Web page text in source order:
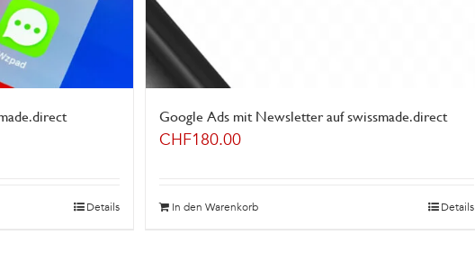
Details
Google Ads mit Newsletter auf swissmade.direct
CHF180.00
In den Warenkorb Details